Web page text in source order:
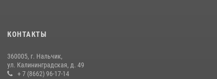
НАЧАЛЬНИК УПРАВЛЕНИЯ РОСГВАРДИИ ПО КАБАРДИНО-
БАЛКАРСКОЙ РЕСПУБЛИКЕ ПРОВЕДЕТ ПРИЕМ ГРАЖДАН
КОНТАКТЫ
360005, г. Нальчик,
ул. Калининградская, д. 49
+ 7 (8662) 96-17-14